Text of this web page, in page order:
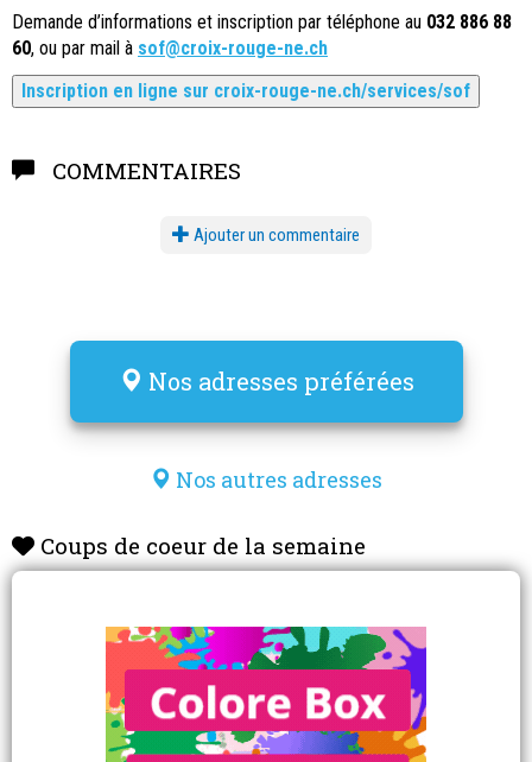
Demande d’informations et inscription par téléphone au 032 886 88
60, ou par mail à sof@croix-rouge-ne.ch
Inscription en ligne sur croix-rouge-ne.ch/services/sof
COMMENTAIRES
Ajouter un commentaire
Nos adresses préférées
Nos autres adresses
Coups de coeur de la semaine